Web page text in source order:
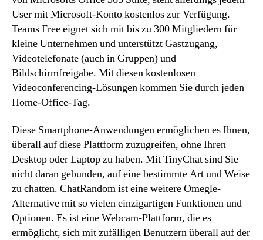
User mit Microsoft-Konto kostenlos zur Verfügung.
Teams Free eignet sich mit bis zu 300 Mitgliedern für
kleine Unternehmen und unterstützt Gastzugang,
Videotelefonate (auch in Gruppen) und
Bildschirmfreigabe. Mit diesen kostenlosen
Videoconferencing-Lösungen kommen Sie durch jeden
Home-Office-Tag.
Diese Smartphone-Anwendungen ermöglichen es Ihnen,
überall auf diese Plattform zuzugreifen, ohne Ihren
Desktop oder Laptop zu haben. Mit TinyChat sind Sie
nicht daran gebunden, auf eine bestimmte Art und Weise
zu chatten. ChatRandom ist eine weitere Omegle-
Alternative mit so vielen einzigartigen Funktionen und
Optionen. Es ist eine Webcam-Plattform, die es
ermöglicht, sich mit zufälligen Benutzern überall auf der